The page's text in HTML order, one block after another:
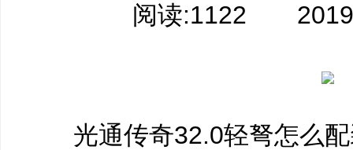
阅读:1122 2019/
光通传奇32.0轻弩怎么配